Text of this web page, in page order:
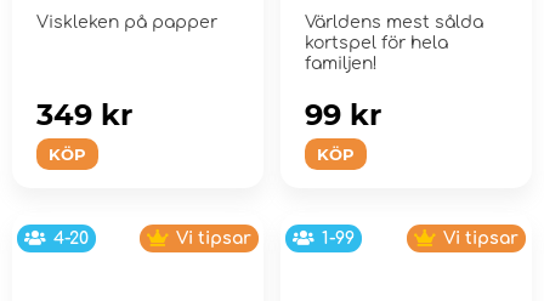
Viskleken på papper
KÖP
349 kr
Världens mest sålda
kortspel för hela
familjen!
KÖP
99 kr
4-20 Vi tipsar 1-99 Vi tipsar